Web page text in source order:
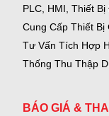
PLC, HMI, Thiết Bị
Cung Cấp Thiết Bị
Tư Vấn Tích Hợp
Thống Thu Thập
BÁO GIÁ &